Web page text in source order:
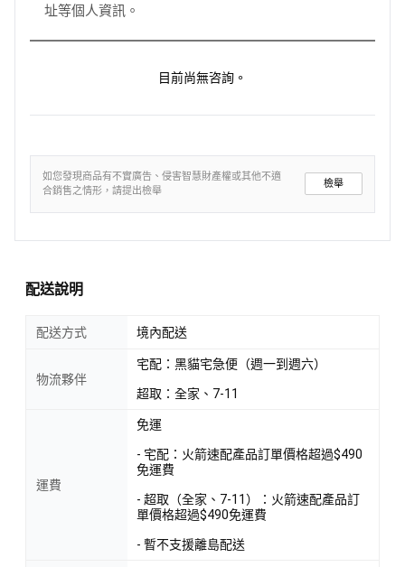
址等個人資訊。
目前尚無咨詢。
如您發現商品有不實廣告、侵害智慧財產權或其他不適
合銷售之情形，請提出檢舉
檢舉
配送說明
配送方式 境內配送
物流夥伴
宅配：黑貓宅急便（週一到週六）
超取：全家、7-11
運費
免運
- 宅配：火箭速配產品訂單價格超過$490
免運費
- 超取（全家、7-11）：火箭速配產品訂
單價格超過$490免運費
- 暫不支援離島配送